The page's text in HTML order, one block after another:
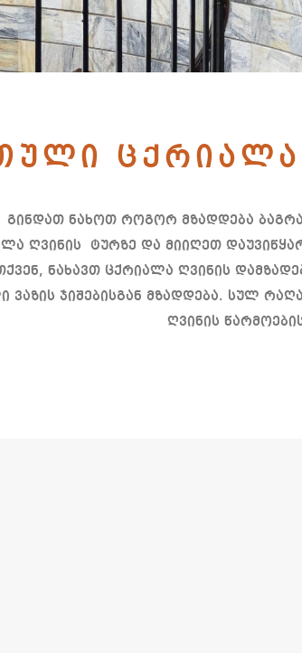
ცქრიალა
გინდათ ნახოთ როგორ მზადდება
ღვინის ტურზე და მიიღეთ
ნახავთ ცქრიალა ღვინის
ჯიშებისგან მზადდება. სულ
ღვინის